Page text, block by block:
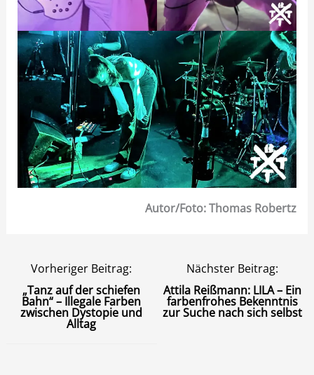
Autor/Foto: Thomas Robertz
Vorheriger Beitrag:
„Tanz auf der schiefen
Bahn“ – Illegale Farben
zwischen Dystopie und
Alltag
Nächster Beitrag:
Attila Reißmann: LILA – Ein
farbenfrohes Bekenntnis
zur Suche nach sich selbst